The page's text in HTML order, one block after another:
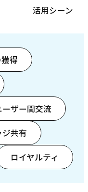
活用シーン
得
ーザー間交流
共有
ロイヤルティ